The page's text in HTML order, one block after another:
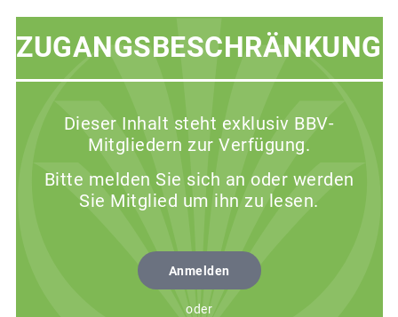
ZUGANGSBESCHRÄNKUNG
Dieser Inhalt steht exklusiv BBV-
Mitgliedern zur Verfügung.
Bitte melden Sie sich an oder werden
Sie Mitglied um ihn zu lesen.
Anmelden
oder